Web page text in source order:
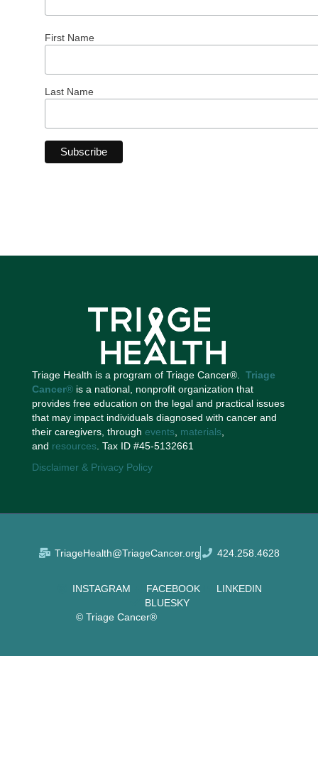
First Name
Last Name
Triage Health is a program of Triage Cancer®. Triage
Cancer®is a national, nonprofit organization that
provides free education on the legal and practical issues
that may impact individuals diagnosed with cancer and
their caregivers, through events, materials,
and resources. Tax ID #45-5132661
Disclaimer & Privacy Policy
TriageHealth@TriageCancer.org 424.258.4628
INSTAGRAM FACEBOOK
LINKEDIN
BLUESKY
© Triage Cancer®